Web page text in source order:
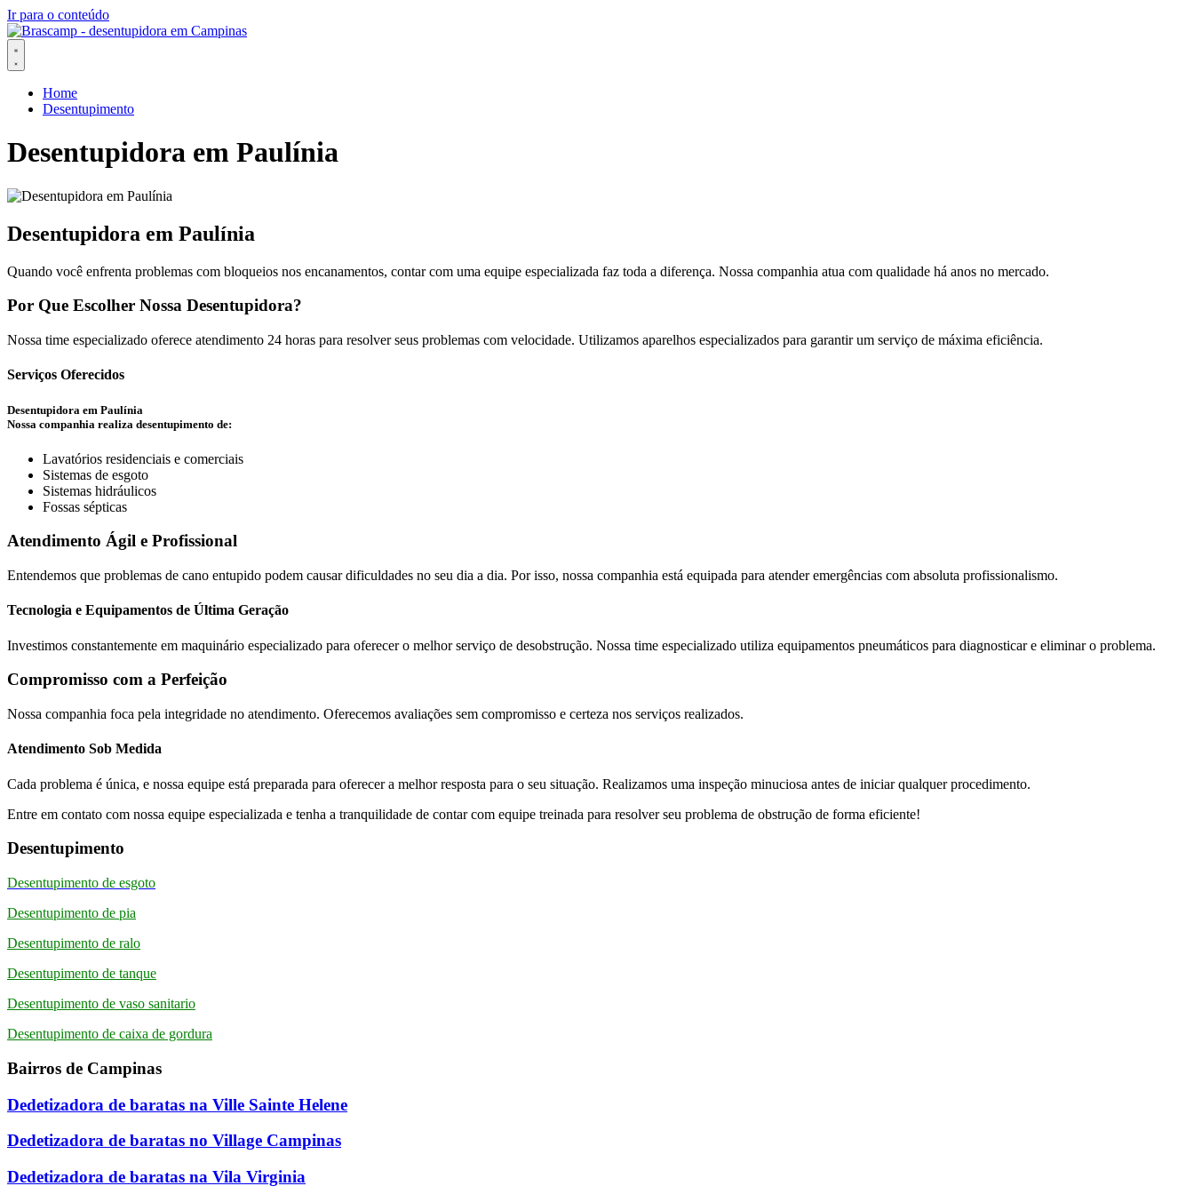
Ir para o conteúdo
Home
Desentupimento
Desentupidora em Paulínia
Desentupidora em Paulínia
Quando você enfrenta problemas com bloqueios nos encanamentos, contar com uma equipe especializada faz toda a diferença. Nossa companhia atua com qualidade há anos no mercado.
Por Que Escolher Nossa Desentupidora?
Nossa time especializado oferece atendimento 24 horas para resolver seus problemas com velocidade. Utilizamos aparelhos especializados para garantir um serviço de máxima eficiência.
Serviços Oferecidos
Desentupidora em Paulínia
Nossa companhia realiza desentupimento de:
Lavatórios residenciais e comerciais
Sistemas de esgoto
Sistemas hidráulicos
Fossas sépticas
Atendimento Ágil e Profissional
Entendemos que problemas de cano entupido podem causar dificuldades no seu dia a dia. Por isso, nossa companhia está equipada para atender emergências com absoluta profissionalismo.
Tecnologia e Equipamentos de Última Geração
Investimos constantemente em maquinário especializado para oferecer o melhor serviço de desobstrução. Nossa time especializado utiliza equipamentos pneumáticos para diagnosticar e eliminar o problema.
Compromisso com a Perfeição
Nossa companhia foca pela integridade no atendimento. Oferecemos avaliações sem compromisso e certeza nos serviços realizados.
Atendimento Sob Medida
Cada problema é única, e nossa equipe está preparada para oferecer a melhor resposta para o seu situação. Realizamos uma inspeção minuciosa antes de iniciar qualquer procedimento.
Entre em contato com nossa equipe especializada e tenha a tranquilidade de contar com equipe treinada para resolver seu problema de obstrução de forma eficiente!
Desentupimento
Desentupimento de esgoto
Desentupimento de pia
Desentupimento de ralo
Desentupimento de tanque
Desentupimento de vaso sanitario
Desentupimento de caixa de gordura
Bairros de Campinas
Dedetizadora de baratas na Ville Sainte Helene
Dedetizadora de baratas no Village Campinas
Dedetizadora de baratas na Vila Virginia